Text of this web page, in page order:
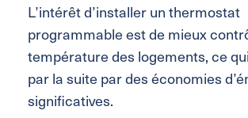
L’intérêt d’installer un thermostat
programmable est de mieux
température des logements, ce
par la suite par des économies
significatives.